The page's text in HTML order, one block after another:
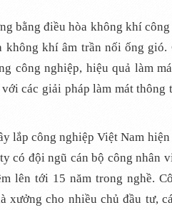
bằng điều hòa không khí
không khí âm trần nối ống
công nghiệp, hiệu quả làm
các giải pháp làm mát
lắp công nghiệp Việt Nam
có đội ngũ cán bộ công nhân
lên tới 15 năm trong nghề.
xưởng cho nhiều chủ đầu tư,